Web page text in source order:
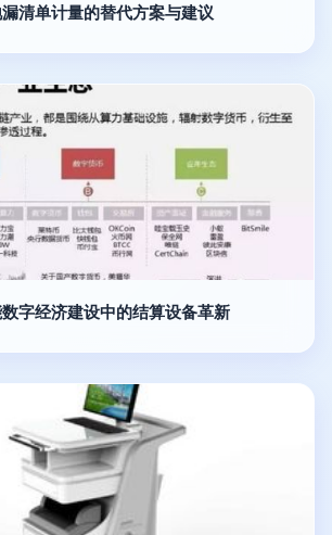
清单计量的替代方案与建议
字经济建设中的结算设备革新